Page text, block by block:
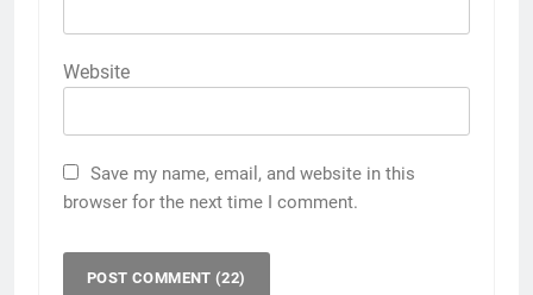
Website
Save my name, email, and website in this
browser for the next time I comment.